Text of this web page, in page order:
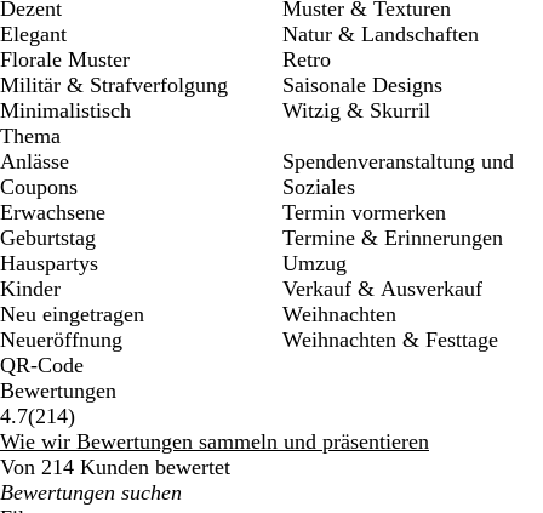
Dezent
Elegant
Florale Muster
Militär & Strafverfolgung
Minimalistisch
Muster & Texturen
Natur & Landschaften
Retro
Saisonale Designs
Witzig & Skurril
Thema
Anlässe
Coupons
Erwachsene
Geburtstag
Hauspartys
Kinder
Neu eingetragen
Neueröffnung
QR-Code
Spendenveranstaltung und
Soziales
Termin vormerken
Termine & Erinnerungen
Umzug
Verkauf & Ausverkauf
Weihnachten
Weihnachten & Festtage
Bewertungen
4.7(214214
Bewertungen
)
Wie wir Bewertungen sammeln und präsentieren
Von 214 Kunden bewertet
Meine